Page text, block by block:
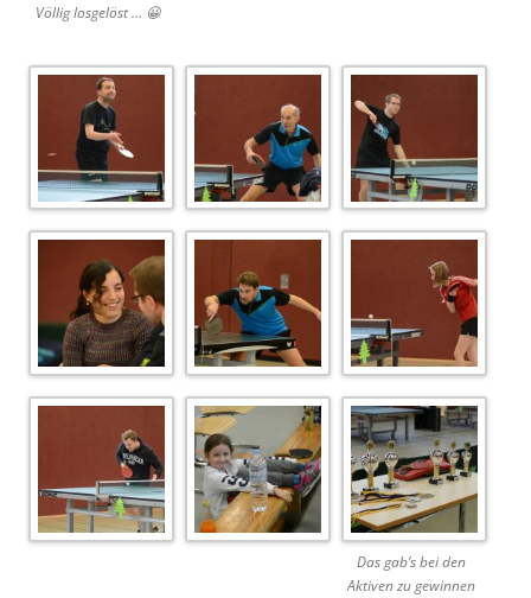
Völlig losgelöst … 😀
Das gab’s bei den
Aktiven zu gewinnen